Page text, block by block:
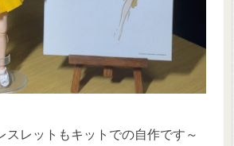
スレットもキットでの自作です～